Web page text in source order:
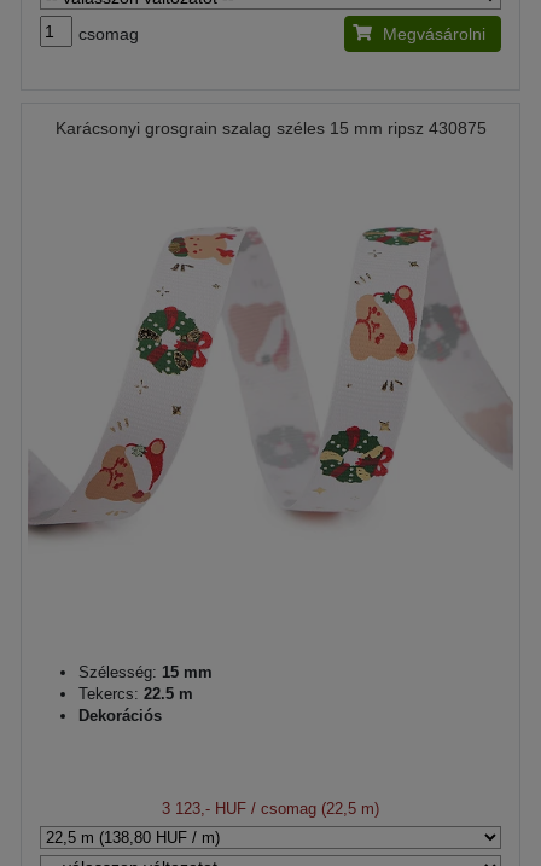
csomag Megvásárolni
Karácsonyi grosgrain szalag széles 15 mm ripsz 430875
Szélesség: 15 mm
Tekercs: 22.5 m
Dekorációs
3 123,- HUF / csomag (22,5 m)